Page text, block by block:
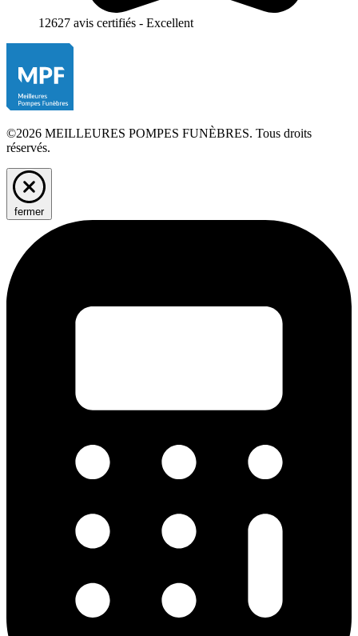
12627 avis certifiés - Excellent
©2026 MEILLEURES POMPES FUNÈBRES. Tous droits
réservés.
fermer